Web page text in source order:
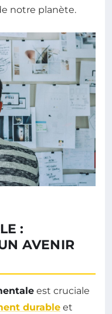
notre planète.
:
AVENIR
est cruciale
durable et